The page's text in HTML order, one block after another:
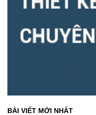
BÀI VIẾT MỚI NHẤT